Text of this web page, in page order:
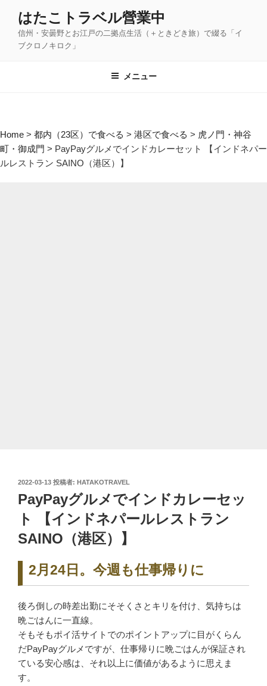
プ
はたこトラベル營業中
信州・安曇野とお江戸の二拠点生活（＋ときどき旅）で綴る「イ
ブクロノキロク」
メニュー
Home > 都内（23区）で食べる > 港区で食べる > 虎ノ門・神谷
町・御成門 > PayPayグルメでインドカレーセット 【インドネパー
ルレストラン SAINO（港区）】
投
日:
2022-03-13 投稿者: HATAKOTRAVEL
PayPayグルメでインドカレーセッ
ト 【インドネパールレストラン
SAINO（港区）】
2月24日。今週も仕事帰りに
後ろ倒しの時差出勤にそそくさとキリを付け、気持ちは
晩ごはんに一直線。
そもそもポイ活サイトでのポイントアップに目がくらん
だPayPayグルメですが、仕事帰りに晩ごはんが保証され
ている安心感は、それ以上に価値があるように思えま
す。